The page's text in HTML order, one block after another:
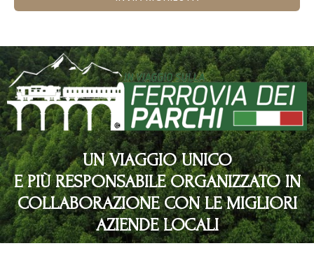
UN VIAGGIO UNICO
E PIÙ RESPONSABILE ORGANIZZATO IN
COLLABORAZIONE CON LE MIGLIORI
AZIENDE LOCALI